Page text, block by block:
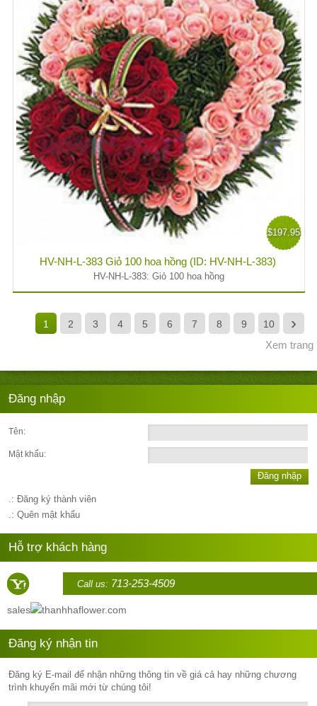
$197.95
HV-NH-L-383 Giỏ 100 hoa hồng (ID: HV-NH-L-383)
HV-NH-L-383: Giỏ 100 hoa hồng
1 2 3 4 5 6 7 8 9 10 ›
Xem trang
Đăng nhập
Tên:
Mật khẩu:
Đăng nhập
.: Đăng ký thành viên
.: Quên mật khẩu
Hỗ trợ khách hàng
Call us: 713-253-4509
sales thanhhaflower.com
Đăng ký nhận tin
Đăng ký E-mail để nhận những thông tin về giá cả hay những chương
trình khuyến mãi mới từ chúng tôi!